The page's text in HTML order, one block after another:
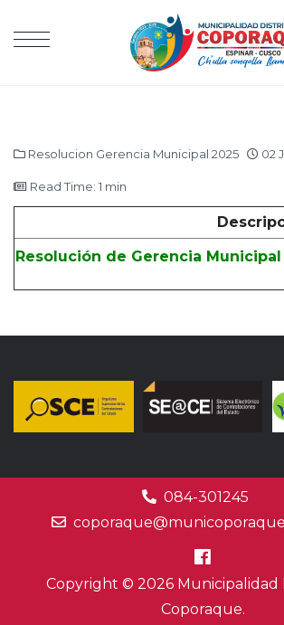
Resolucion Gerencia Municipal 2025 02
Read Time: 1 min
Resolución de Gerencia Municipal
084-301245
Copyright © 2026 Municipalidad
Coporaque.